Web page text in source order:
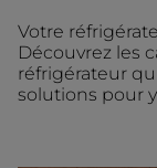
Votre
Découvrez les
réfrigérateur
solutions pour